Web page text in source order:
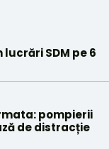
SDM pe 6
pompierii
de distracție